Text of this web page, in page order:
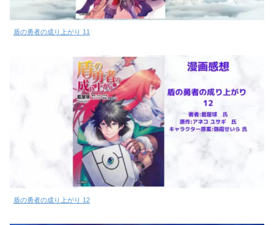
盾の勇者の成り上がり 11
盾の勇者の成り上がり 12